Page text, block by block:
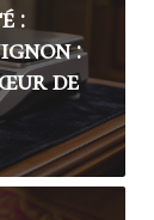
:
:
de